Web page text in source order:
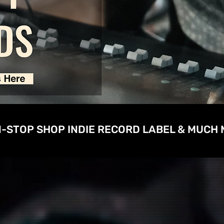
STOP SHOP INDIE RECORD LABEL & MUCH